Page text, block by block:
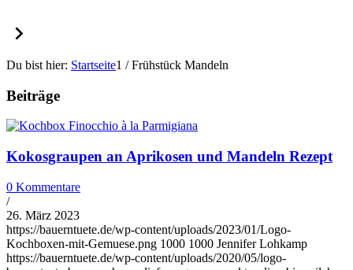
Du bist hier: Startseite1 / Frühstück Mandeln
Beiträge
Kokosgraupen an Aprikosen und Mandeln Rezept
0 Kommentare
/
26. März 2023
https://bauerntuete.de/wp-content/uploads/2023/01/Logo-
Kochboxen-mit-Gemuese.png 1000 1000 Jennifer Lohkamp
https://bauerntuete.de/wp-content/uploads/2020/05/logo-